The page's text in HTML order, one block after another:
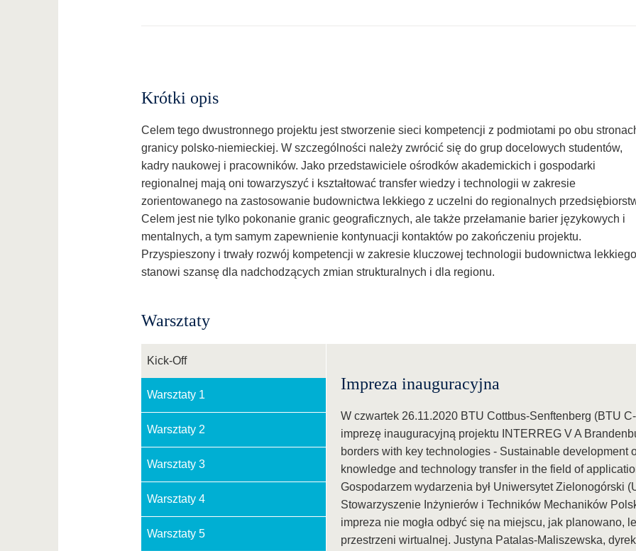
Krótki opis
Celem tego dwustronnego projektu jest stworzenie sieci kompetencji z podmiotami po obu
granicy polsko-niemieckiej. W szczególności należy zwrócić się do grup docelowych studentów,
kadry naukowej i pracowników. Jako przedstawiciele ośrodków akademickich i gospodarki
regionalnej mają oni towarzyszyć i kształtować transfer wiedzy i technologii w zakresie
zorientowanego na zastosowanie budownictwa lekkiego z uczelni do regionalnych
Celem jest nie tylko pokonanie granic geograficznych, ale także przełamanie barier językowych i
mentalnych, a tym samym zapewnienie kontynuacji kontaktów po zakończeniu projektu.
Przyspieszony i trwały rozwój kompetencji w zakresie kluczowej technologii budownictwa lekkiego
stanowi szansę dla nadchodzących zmian strukturalnych i dla regionu.
Warsztaty
Kick-Off
Warsztaty 1
Warsztaty 2
Warsztaty 3
Warsztaty 4
Warsztaty 5
Impreza inauguracyjna
W czwartek 26.11.2020 BTU Cottbus-Senftenberg (BTU
imprezę inauguracyjną projektu INTERREG V A
borders with key technologies - Sustainable development
knowledge and technology transfer in the field of
Gospodarzem wydarzenia był Uniwersytet Zielonogórski
Stowarzyszenie Inżynierów i Techników Mechaników
impreza nie mogła odbyć się na miejscu, jak planowano,
przestrzeni wirtualnej. Justyna Patalas-Maliszewska,